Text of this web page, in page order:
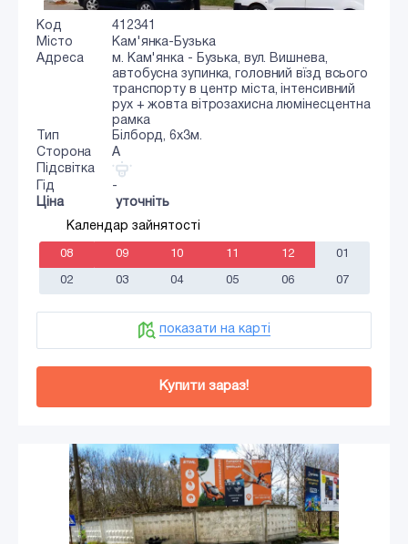
Код
412341
Місто
Кам'янка-Бузька
Адреса
м. Кам'янка - Бузька, вул. Вишнева,
автобусна зупинка, головний вїзд всього
транспорту в центр міста, інтенсивний
рух + жовта вітрозахисна люмінесцентна
рамка
Тип
Білборд, 6x3м.
Сторона
A
Підсвітка
Гід
-
Ціна
уточніть
Календар зайнятості
08 09 10 11 12 01
02 03 04 05 06 07
показати на карті
Купити зараз!